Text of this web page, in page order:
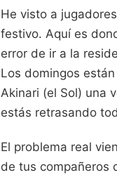
He visto a
festivo. Aquí es
error de ir a la
Los domingos
Akinari (el Sol) una
estás retrasando
El problema real
de tus compañeros